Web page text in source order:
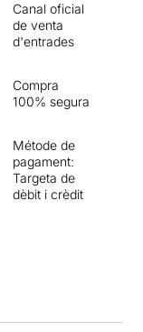
Canal oficial
de venta
d'entrades
Compra
100% segura
Métode de
pagament:
Targeta de
dèbit i crèdit